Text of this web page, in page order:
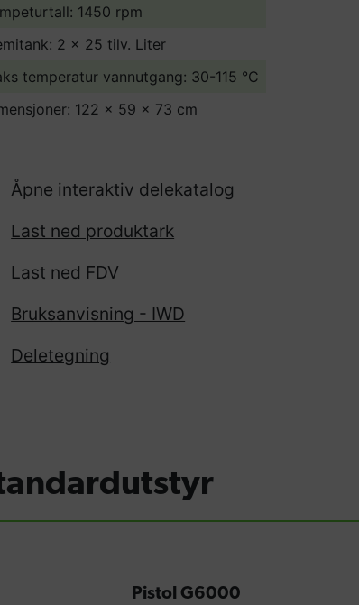
1450 rpm
2 x 25 tilv. Liter
temperatur vannutgang: 30-115 °C
122 x 59 x 73 cm
Åpne interaktiv delekatalog
Last ned produktark
Last ned FDV
Bruksanvisning - IWD
Deletegning
Pistol G6000